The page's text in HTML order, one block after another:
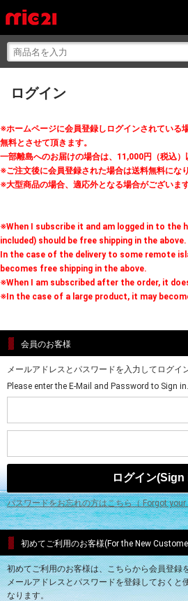
ログイン
※ホームページに会員登録しログインされている
無料とさせて頂きます。
一部離島へのお届けの場合は、11,000円（税込）
※ご注文後に会員登録された場合は送料無料になり
※大型商品の場合、適応外となる場合がございます
※When I subscribe it and am logged in to the
included) should be free shipping in the above.
In the case of the delivery to some remote
becomes free shipping in the above.
※When I am subscribed after the order, it
※In the case of a large product, it may
会員のお客様
メールアドレスとパスワードを入力してログイ
Please enter the E-Mail and Password to Sign in.
パスワードをお忘れの方はこちら（ Forgot
初めてご利用のお客様(For the New
初めてご利用のお客様は、こちらから会員登録
メールアドレスとパスワードを登録しておくと
なります。